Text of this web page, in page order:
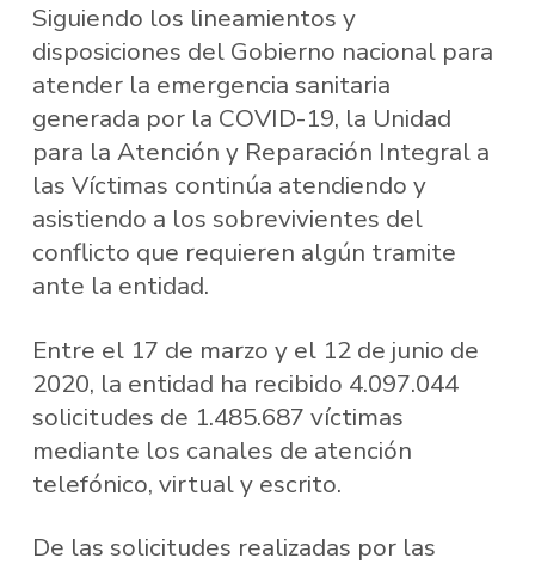
Siguiendo los lineamientos y
disposiciones del Gobierno nacional para
atender la emergencia sanitaria
generada por la COVID-19, la Unidad
para la Atención y Reparación Integral a
las Víctimas continúa atendiendo y
asistiendo a los sobrevivientes del
conflicto que requieren algún tramite
ante la entidad.
Entre el 17 de marzo y el 12 de junio de
2020, la entidad ha recibido 4.097.044
solicitudes de 1.485.687 víctimas
mediante los canales de atención
telefónico, virtual y escrito.
De las solicitudes realizadas por las